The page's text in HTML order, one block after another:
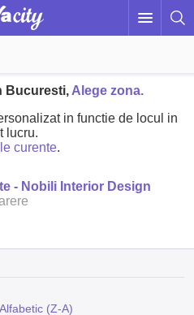
Bucuresti, Alege zona.
in functie de locul in
lucru.
curente.
- Nobili Interior Design
Alfabetic (Z-A)